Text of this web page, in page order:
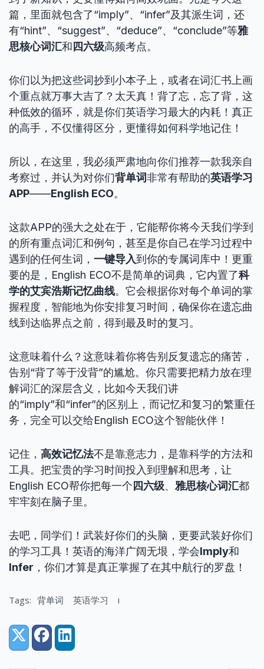
篇，里面就包含了“imply”、“infer”及其派生词，还
有“hint”、“suggest”、“deduce”、“conclude”等雅
思核心词汇和 四六级高频考点。
你们以为把这些词抄到小本子上，或者在词汇书上画
个重点就万事大吉了？太天真！背了忘，忘了背，这
种低效的循环，就是你们英语学习最大的内耗！真正
的高手，不仅懂得区分，更懂得如何科学地记住！
所以，在这里，我必须严肃地向你们推荐一款我亲自
考察过，并认为对你们背单词非常有帮助的英语学习
APP——English ECO。
这款APP的强大之处在于，它能帮你将今天我们学到
的所有重点词汇和例句，甚至是你自己在学习过程中
遇到的任何生词， 一键导入到你的专属词库中！更重
要的是，English ECO不是简单的词典，它内置了科
学的艾宾浩斯记忆曲线。它会根据你对每个单词的掌
握程度，智能地为你安排复习时间，确保你在遗忘曲
线到达临界点之前，得到最及时的复习。
这意味着什么？这意味着你将告别反复遗忘的痛苦，
告别“背了等于没背”的尴尬。你只需要把精力放在理
解词汇的深层含义，比如今天我们讲
的“imply”和“infer”的区别上，而记忆和复习的繁重任
务，完全可以交给English ECO这个智能伙伴！
记住， 高效记忆法不是靠意志力，是靠科学的方法和
工具。把宝贵的学习时间投入到理解和思考，让
English ECO帮你把每一个 四六级、 雅思核心词汇都
牢牢刻在脑子里。
去吧，同学们！武装好你们的头脑，更要武装好你们
的学习工具！英语的海洋广阔无垠，学会Imply和
Infer ，你们才算是真正掌握了在其中航行的罗盘！
Tags: 背单词 英语学习 i
Share:
X (Twitter)
FacebookLinkedIn